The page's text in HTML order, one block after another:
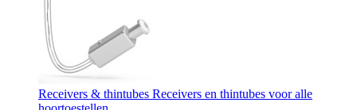
Receivers & thintubes Receivers en thintubes voor alle